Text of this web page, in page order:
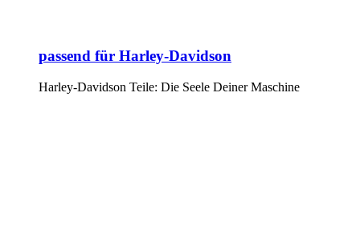
passend für Harley-Davidson
Harley-Davidson Teile: Die Seele Deiner Maschine